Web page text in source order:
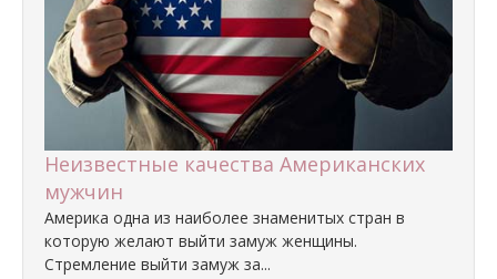
Неизвестные качества Американских
мужчин
Америка одна из наиболее знаменитых стран в
которую желают выйти замуж женщины.
Стремление выйти замуж за...